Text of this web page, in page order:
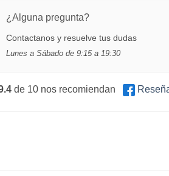
¿Alguna pregunta?
Contactanos y resuelve tus dudas
Lunes a Sábado de 9:15 a 19:30
de 10 nos recomiendan